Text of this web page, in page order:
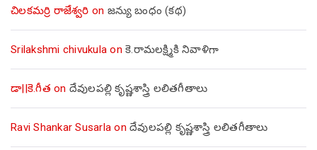
చిలకమర్రి రాజేశ్వరి on జన్యు బంధం (కథ)
Srilakshmi chivukula on కె.రామలక్ష్మికి నివాళిగా
డా||కె.గీత on దేవులపల్లి కృష్ణశాస్త్రి లలితగీతాలు
Ravi Shankar Susarla on దేవులపల్లి కృష్ణశాస్త్రి లలితగీతాలు